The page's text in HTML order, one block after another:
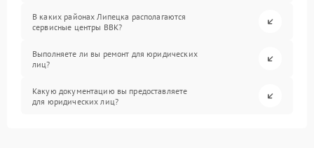
В каких районах Липецка располагаются
сервисные центры BBK?
Выполняете ли вы ремонт для юридических
лиц?
Какую документацию вы предоставляете
для юридических лиц?